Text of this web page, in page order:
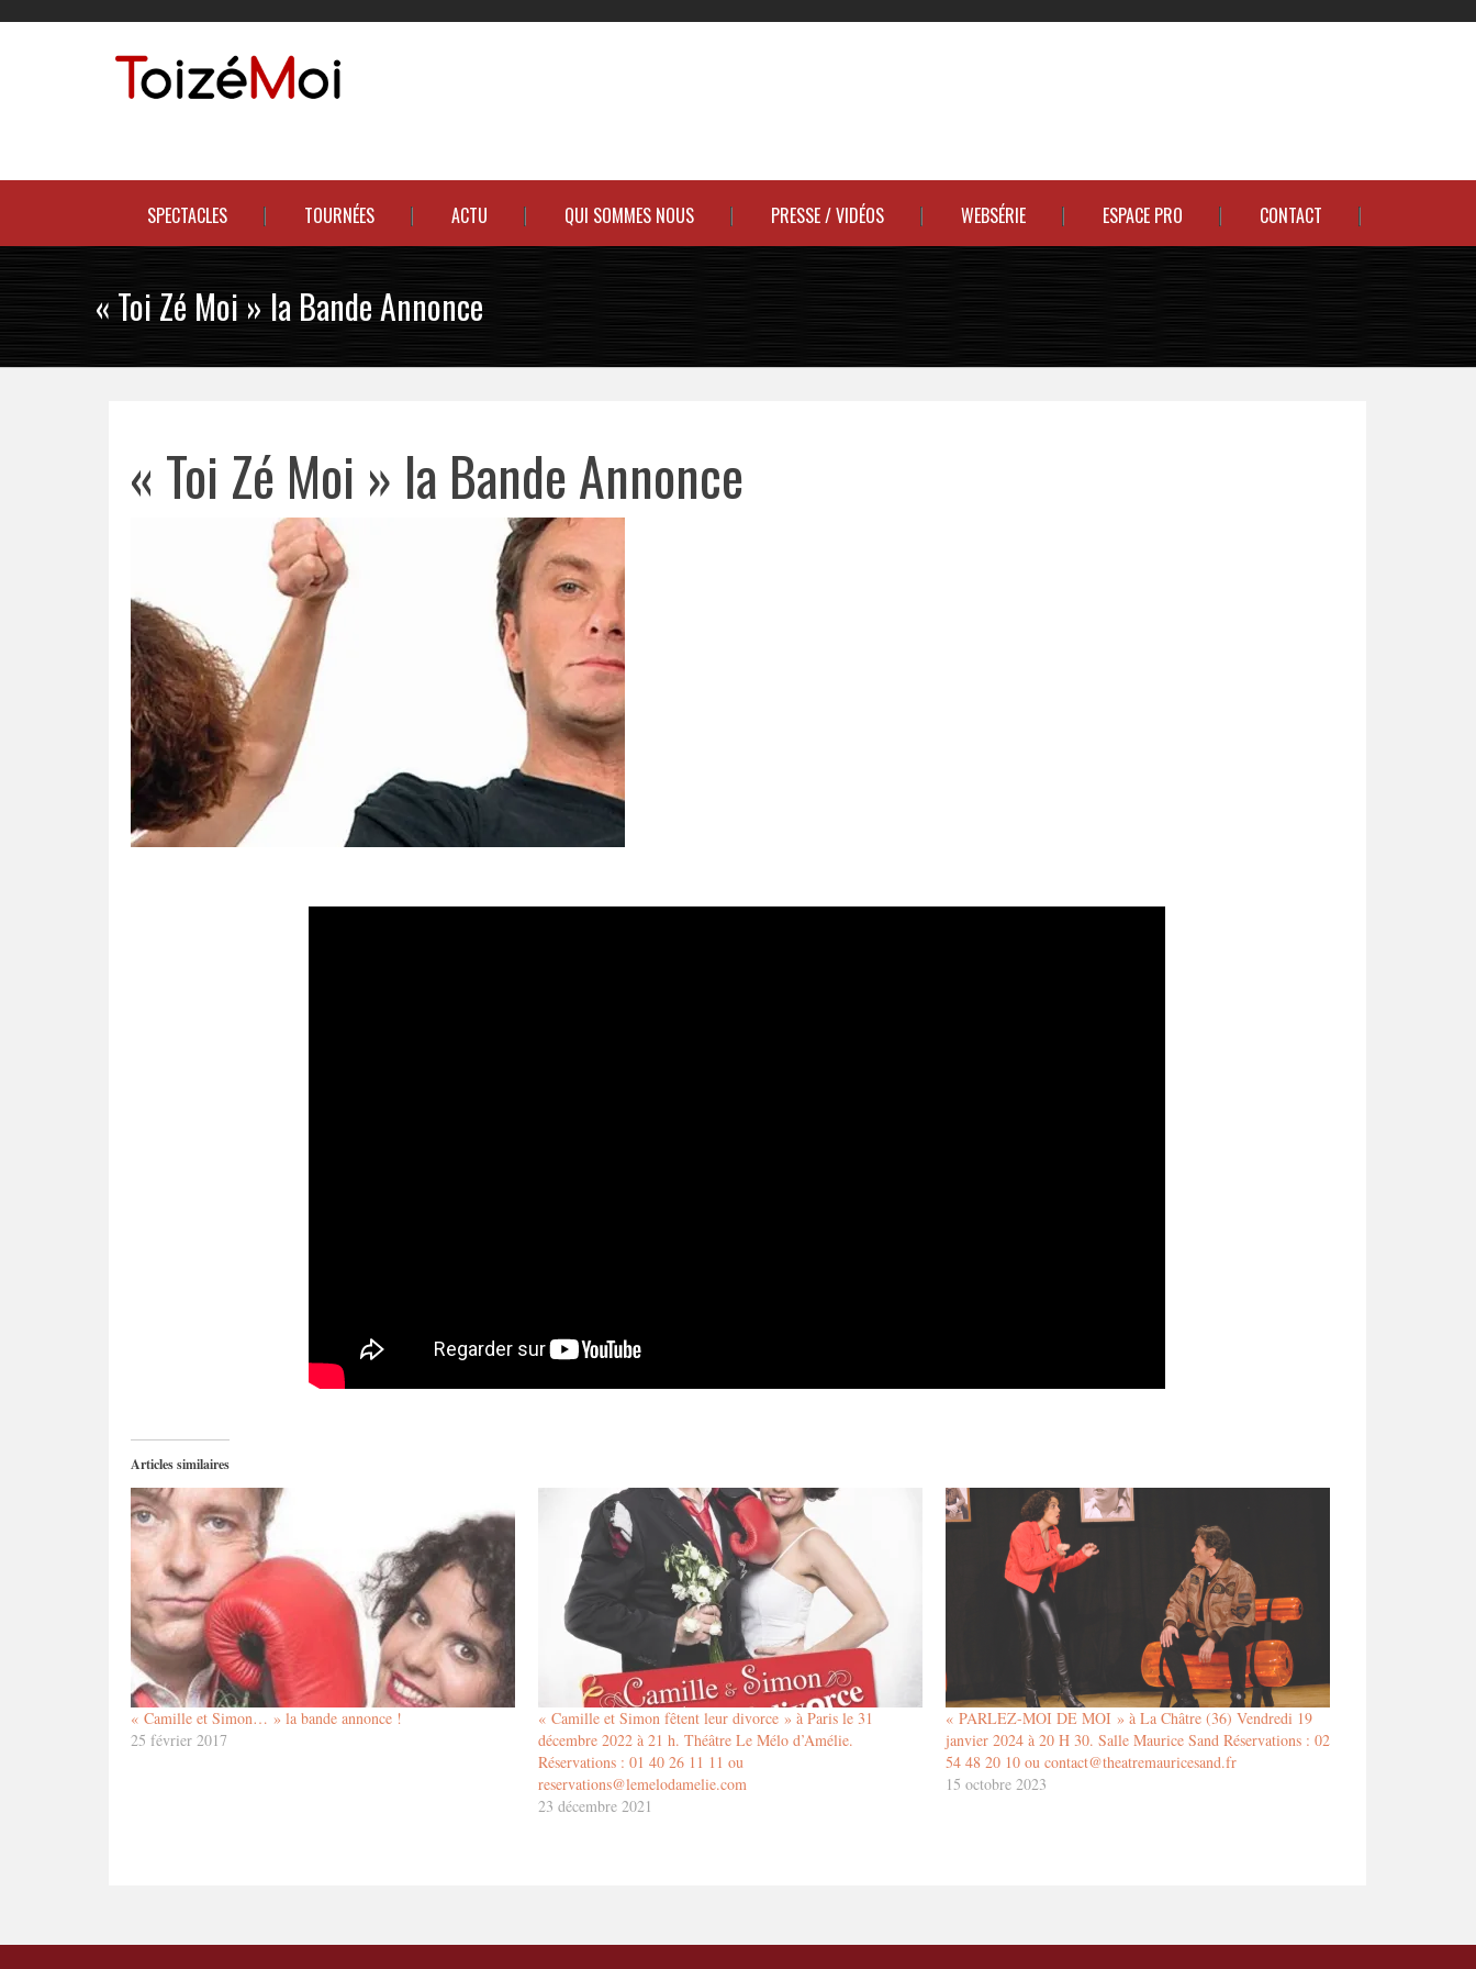
SPECTACLES TOURNÉES ACTU QUI SOMMES NOUS PRESSE / VIDÉOS WEBSÉRIE ESPACE PRO CONTACT
« Toi Zé Moi » la Bande Annonce
« Toi Zé Moi » la Bande Annonce
Articles similaires
« Camille et Simon… » la bande annonce !
25 février 2017
« Camille et Simon fêtent leur divorce » à Paris le 31
décembre 2022 à 21 h. Théâtre Le Mélo d’Amélie.
Réservations : 01 40 26 11 11 ou
reservations@lemelodamelie.com
23 décembre 2021
« PARLEZ-MOI DE MOI » à La Châtre (36) Vendredi 19
janvier 2024 à 20 H 30. Salle Maurice Sand Réservations : 02
54 48 20 10 ou contact@theatremauricesand.fr
15 octobre 2023